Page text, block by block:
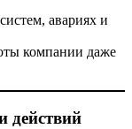
авариях и
компании даже
действий